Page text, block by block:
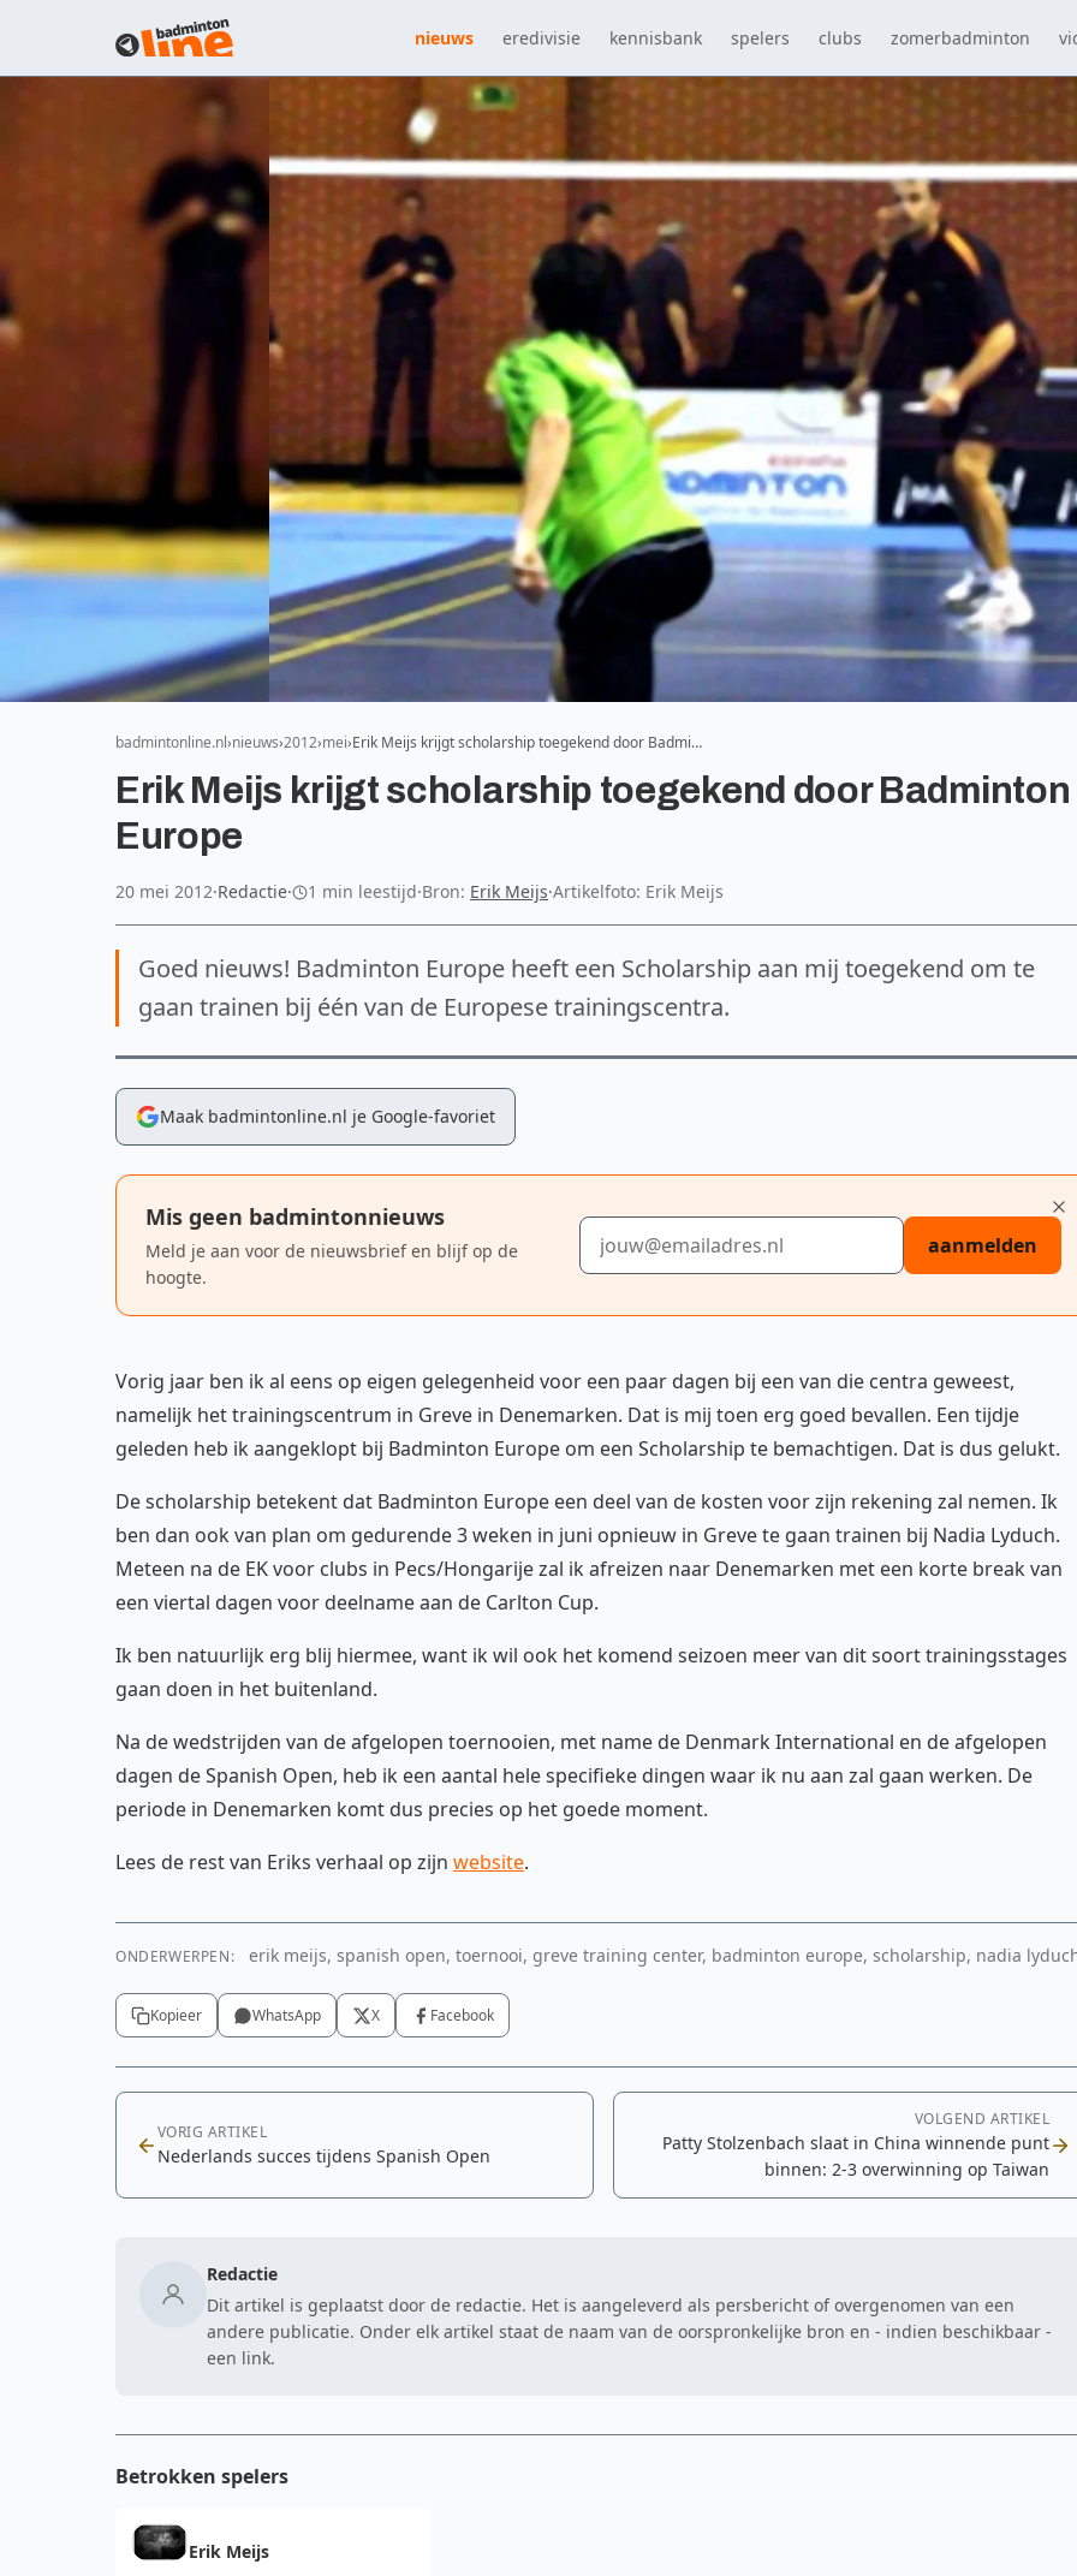
nieuws eredivisie kennisbank spelers clubs zomerbadminton
badmintonline.nl nieuws 2012 mei Erik Meijs krijgt scholarship toegekend door Badmi…
Erik Meijs krijgt scholarship toegekend door Badminton
Europe
20 mei 2012·Redactie· 1 min leestijd·Bron: Erik Meijs·Artikelfoto: Erik Meijs
Goed nieuws! Badminton Europe heeft een Scholarship aan mij toegekend om te
gaan trainen bij één van de Europese trainingscentra.
Maak badmintonline.nl je Google-favoriet
Mis geen badmintonnieuws
Meld je aan voor de nieuwsbrief en blijf op de
hoogte.
E-mailadres
aanmelden
Vorig jaar ben ik al eens op eigen gelegenheid voor een paar dagen bij een van die centra geweest,
namelijk het trainingscentrum in Greve in Denemarken. Dat is mij toen erg goed bevallen. Een tijdje
geleden heb ik aangeklopt bij Badminton Europe om een Scholarship te bemachtigen. Dat is dus gelukt.
De scholarship betekent dat Badminton Europe een deel van de kosten voor zijn rekening zal nemen. Ik
ben dan ook van plan om gedurende 3 weken in juni opnieuw in Greve te gaan trainen bij Nadia Lyduch.
Meteen na de EK voor clubs in Pecs/Hongarije zal ik afreizen naar Denemarken met een korte break van
een viertal dagen voor deelname aan de Carlton Cup.
Ik ben natuurlijk erg blij hiermee, want ik wil ook het komend seizoen meer van dit soort trainingsstages
gaan doen in het buitenland.
Na de wedstrijden van de afgelopen toernooien, met name de Denmark International en de afgelopen
dagen de Spanish Open, heb ik een aantal hele specifieke dingen waar ik nu aan zal gaan werken. De
periode in Denemarken komt dus precies op het goede moment.
Lees de rest van Eriks verhaal op zijn website.
ONDERWERPEN: erik meijs, spanish open, toernooi, greve training center, badminton europe, scholarship, nadia
Kopieer WhatsApp X Facebook
VORIG ARTIKEL
Nederlands succes tijdens Spanish Open
VOLGEND ARTIKEL
Patty Stolzenbach slaat in China winnende punt
binnen: 2-3 overwinning op Taiwan
Redactie
Dit artikel is geplaatst door de redactie. Het is aangeleverd als persbericht of overgenomen van een
andere publicatie. Onder elk artikel staat de naam van de oorspronkelijke bron en - indien beschikbaar -
een link.
Betrokken spelers
Erik Meijs